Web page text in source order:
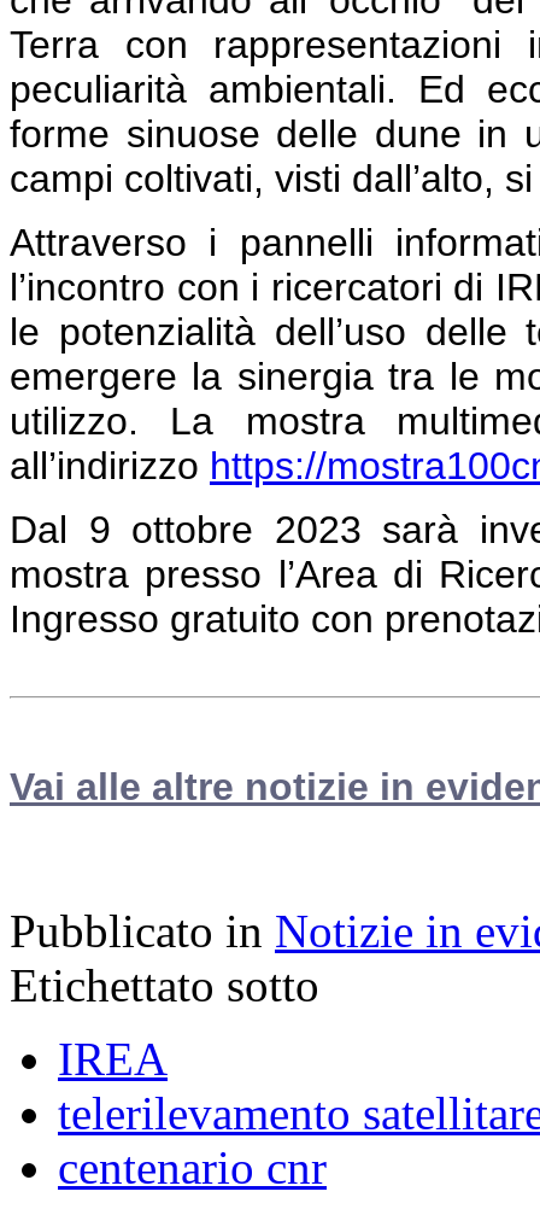
Terra con
peculiarità ambientali. Ed
forme sinuose delle dune in
campi coltivati, visti dall’alto,
Attraverso i pannelli
l’incontro con i ricercatori di
le potenzialità dell’uso delle
emergere la sinergia tra le
utilizzo. La mostra
all’indirizzo https://
Dal 9 ottobre 2023 sarà
mostra presso l’Area di
Ingresso gratuito con
Vai alle altre notizie in
Pubblicato in Notizie in
Etichettato sotto
IREA
telerilevamento
centenario cnr